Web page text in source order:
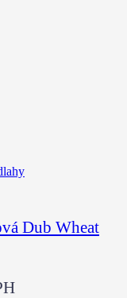
Dub Wheat